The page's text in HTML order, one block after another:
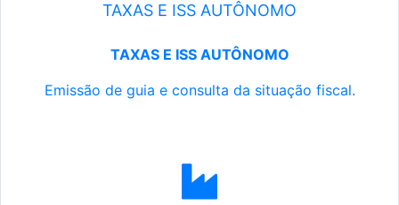
TAXAS E ISS AUTÔNOMO
TAXAS E ISS AUTÔNOMO
Emissão de guia e consulta da situação fiscal.